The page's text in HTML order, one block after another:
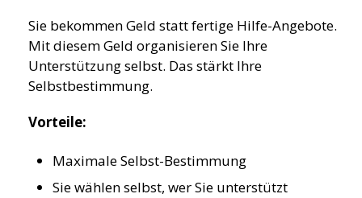
Sie bekommen Geld statt fertige Hilfe-Angebote.
Mit diesem Geld organisieren Sie Ihre
Unterstützung selbst. Das stärkt Ihre
Selbstbestimmung.
Vorteile:
Maximale Selbst-Bestimmung
Sie wählen selbst, wer Sie unterstützt